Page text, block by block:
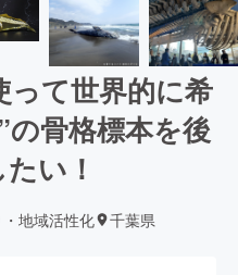
って世界的に希
骨格標本を後
い！
地域活性化 千葉県